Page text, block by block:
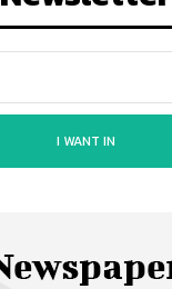
I WANT IN